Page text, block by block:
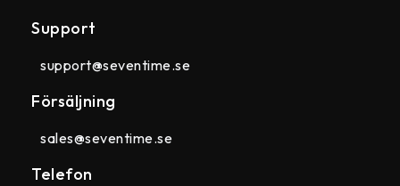
Support
support@seventime.se
Försäljning
sales@seventime.se
Telefon